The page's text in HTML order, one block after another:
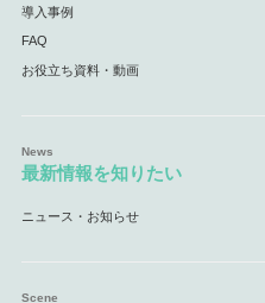
導入事例
FAQ
お役立ち資料・動画
最新情報を知りたい
ニュース・お知らせ